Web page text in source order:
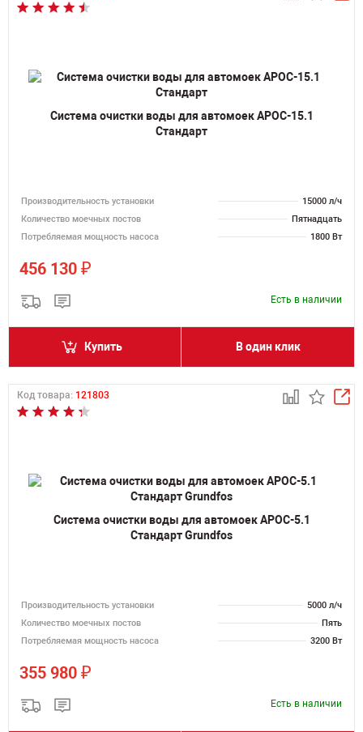
Система очистки воды для автомоек АРОС-15.1
Стандарт
Производительность установки
15000 л/ч
Количество моечных постов
Пятнадцать
Потребляемая мощность насоса
1800 Вт
456 130 ₽
Есть в наличии
Купить В один клик
Код товара: 121803
Система очистки воды для автомоек АРОС-5.1
Стандарт Grundfos
Производительность установки
5000 л/ч
Количество моечных постов
Пять
Потребляемая мощность насоса
3200 Вт
355 980 ₽
Есть в наличии